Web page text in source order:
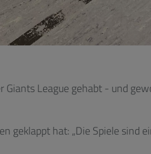
League gehabt - und
geklappt hat: „Die Spiele sind